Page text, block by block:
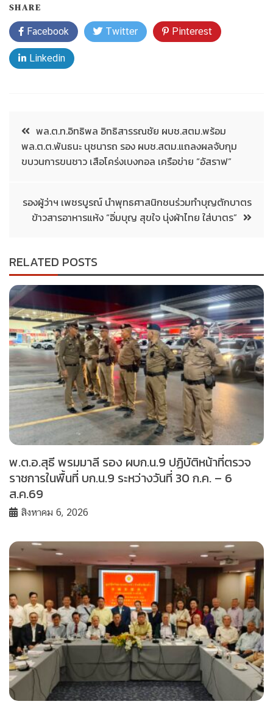
SHARE
Facebook Twitter Pinterest
Linkedin
พล.ต.ท.อิทธิพล อิทธิสารรณชัย ผบช.สตม.พร้อม
พล.ต.ต.พันธนะ นุชนารถ รอง ผบช.สตม.แถลงผลจับกุม
ขบวนการขนชาว เสือโคร่งเบงกอล เครือข่าย “อัสราฟ”
รองผู้ว่าฯ เพชรบูรณ์ นำพุทธศาสนิกชนร่วมทำบุญตักบาตร
ข้าวสารอาหารแห้ง “อิ่มบุญ สุขใจ นุ่งผ้าไทย ใส่บาตร”
RELATED POSTS
พ.ต.อ.สุธี พรมมาลี รอง ผบก.น.9 ปฏิบัติหน้าที่ตรวจ
ราชการในพื้นที่ บก.น.9 ระหว่างวันที่ 30 ก.ค. – 6
ส.ค.69
สิงหาคม 6, 2026